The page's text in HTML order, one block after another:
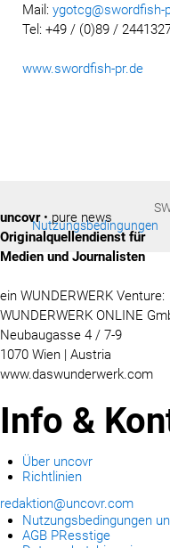
Mail: ygotcg@swordfish-
Tel: +49 / (0)89 /
www.swordfish-pr.de
Nutzungsbedingungen
uncovr• pure news
Originalquellendienst für
Medien und Journalisten
ein WUNDERWERK Venture:
WUNDERWERK ONLINE
Neubaugasse 4 / 7-9
1070 Wien | Austria
www.daswunderwerk.com
Info &
Über uncovr
Richtlinien
redaktion@uncovr.com
Nutzungsbedingungen
AGB PResstige